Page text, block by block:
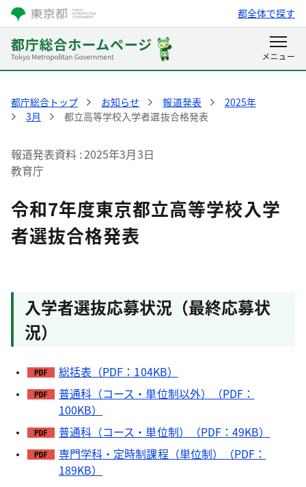
都全体で探す
都庁総合トップ お知らせ 報道発表
2025年
3月
都立高等学校入学者選抜合格発表
報道発表資料 2025年3月3日
教育庁
令和7年度東京都立高等学校入学
者選抜合格発表
入学者選抜応募状況（最終応募状
況）
総括表（PDF：104KB）
普通科（コース・単位制以外）（PDF：
100KB）
普通科（コース・単位制）（PDF：49KB）
専門学科・定時制課程（単位制）（PDF：
189KB）